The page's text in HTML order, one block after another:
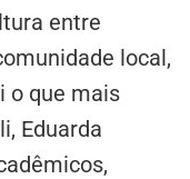
entre
local,
o que mais
Eduarda